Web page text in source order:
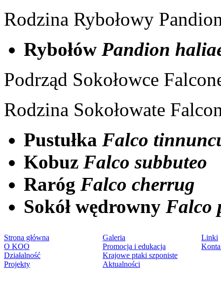
Rodzina Rybołowy
Rybołów Pandion
Podrząd Sokołowce
Rodzina Sokołowate
Pustułka Falco
Kobuz Falco subbuteo
Raróg Falco cherrug
Sokół wędrowny Falco
Strona główna
O KOO
Działalność
Projekty
Galeria
Promocja i edukacja
Krajowe ptaki szponiste
Aktualności
Linki